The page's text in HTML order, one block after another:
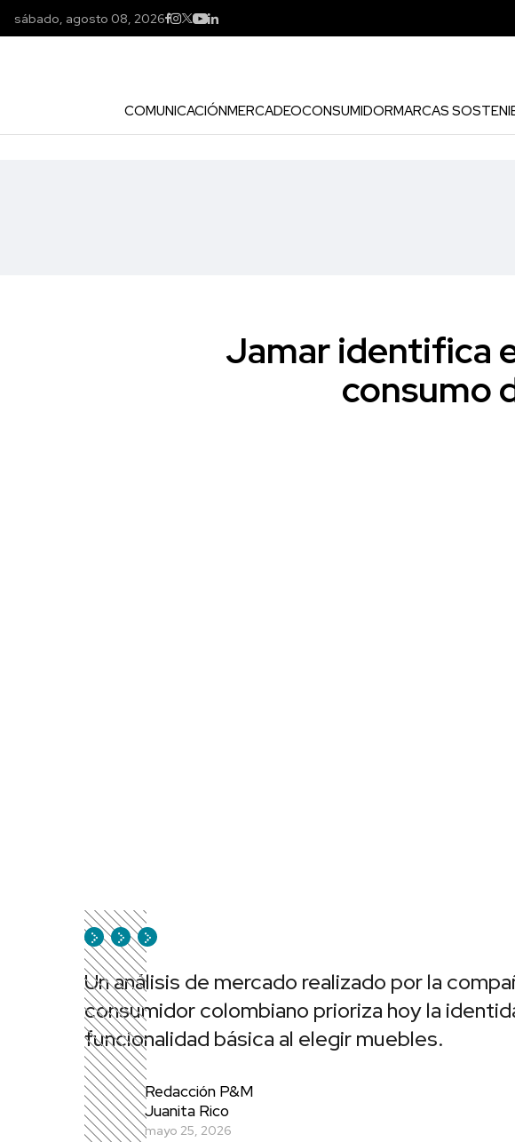
sábado, agosto 08, 2026
COMUNICACIÓNMERCADEOCONSUMIDORMARCAS
Jamar identifica
consumo
Un análisis de mercado realizado por la
consumidor colombiano prioriza hoy la
funcionalidad básica al elegir muebles.
Redacción P&M
Juanita Rico
mayo 25, 2026